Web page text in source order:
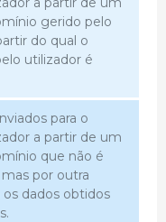
gerido pelo
do qual o
utilizador é
para o
a partir de um
que não é
por outra
dados obtidos